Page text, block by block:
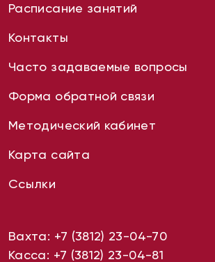
Расписание занятий
Контакты
Часто задаваемые вопросы
Форма обратной связи
Методический кабинет
Карта сайта
Ссылки
Вахта: +7 (3812) 23-04-70
Касса: +7 (3812) 23-04-81